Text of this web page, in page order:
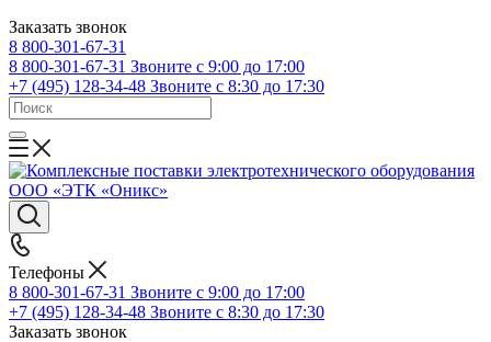
Заказать звонок
8 800-301-67-31
8 800-301-67-31 Звоните с 9:00 до 17:00
+7 (495) 128-34-48 Звоните с 8:30 до 17:30
Телефоны
8 800-301-67-31 Звоните с 9:00 до 17:00
+7 (495) 128-34-48 Звоните с 8:30 до 17:30
Заказать звонок